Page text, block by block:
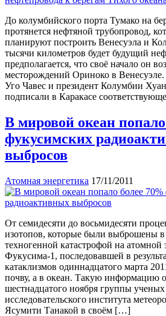
До колумбийского порта Тумако на
протянется нефтяной трубопровод,
планируют построить Венесуэла и
тысячи километров будет будущий
предполагается, что своё начало он
месторождений Ориноко в
Уго Чавес и президент Колумбии
подписали в Каракасе
В мировой океан
фукусимских
выбросов
Атомная энергетика 17/11/2011
От семидесяти до восьмидесяти
изотопов, которые были выброшены в
техногенной катастрофой на атомной
Фукусима-1, последовавшей в
катаклизмов одиннадцатого марта
почву, а в океан. Такую информацию
шестнадцатого ноября группы
исследовательского института
Ясумити Танакой в своём […]